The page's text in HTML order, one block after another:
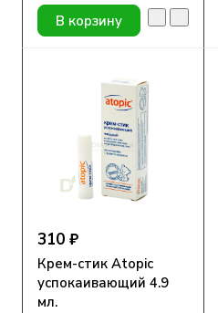
В корзину
310 ₽
Крем-стик Atopic
успокаивающий 4.9
мл.